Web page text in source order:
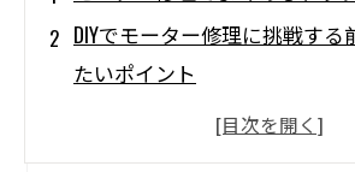
DIYでモーター修理に挑戦する
たいポイント
モーター修理に必要な工具と
は？